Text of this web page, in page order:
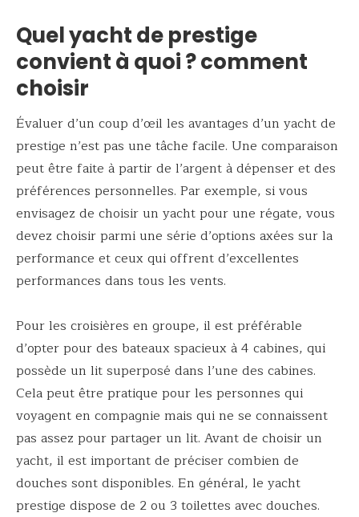
Quel yacht de prestige
convient à quoi ? comment
choisir
Évaluer d’un coup d’œil les avantages d’un yacht de
prestige n’est pas une tâche facile. Une comparaison
peut être faite à partir de l’argent à dépenser et des
préférences personnelles. Par exemple, si vous
envisagez de choisir un yacht pour une régate, vous
devez choisir parmi une série d’options axées sur la
performance et ceux qui offrent d’excellentes
performances dans tous les vents.
Pour les croisières en groupe, il est préférable
d’opter pour des bateaux spacieux à 4 cabines, qui
possède un lit superposé dans l’une des cabines.
Cela peut être pratique pour les personnes qui
voyagent en compagnie mais qui ne se connaissent
pas assez pour partager un lit. Avant de choisir un
yacht, il est important de préciser combien de
douches sont disponibles. En général, le yacht
prestige dispose de 2 ou 3 toilettes avec douches.